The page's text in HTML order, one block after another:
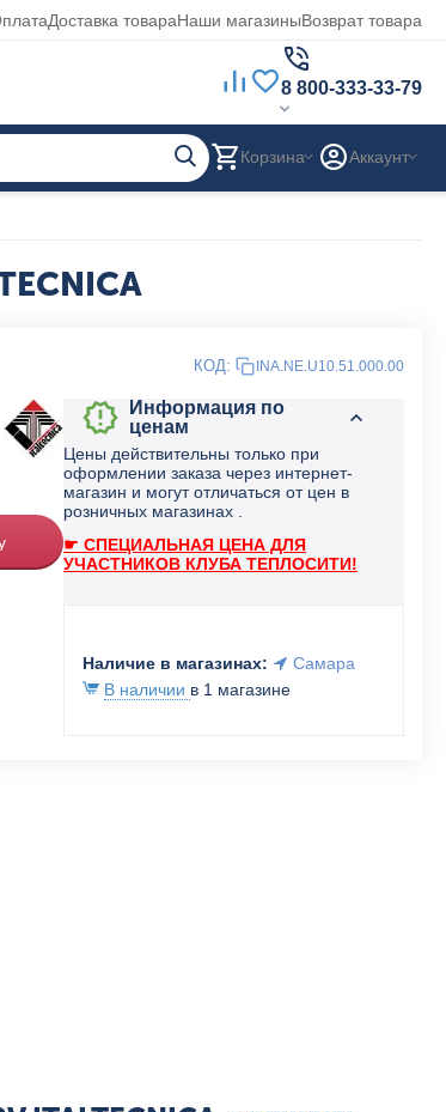
Доставка товараНаши магазиныВозврат товара
8 800-333-33-79
Корзина Аккаунт
КОД: INA.NE.U10.51.000.00
Информация по
ценам
Цены действительны только при
оформлении заказа через интернет-
магазин и могут отличаться от цен в
розничных магазинах .
☛ СПЕЦИАЛЬНАЯ ЦЕНА ДЛЯ
УЧАСТНИКОВ КЛУБА ТЕПЛОСИТИ!
Наличие в магазинах:
Самара
В наличии в 1 магазине